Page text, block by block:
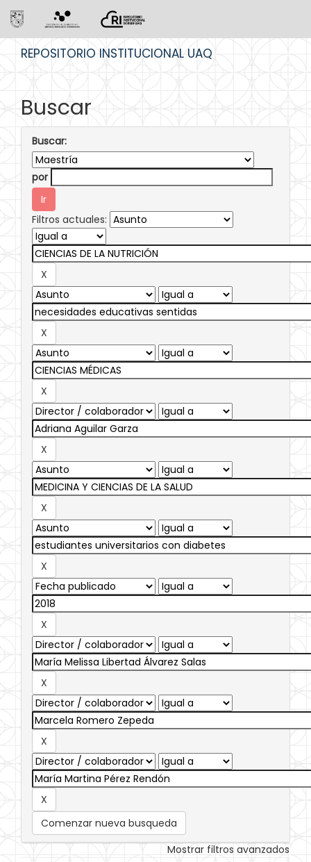
REPOSITORIO INSTITUCIONAL UAQ
Buscar
Buscar:
por
Filtros actuales:
Comenzar nueva busqueda
Mostrar filtros avanzados